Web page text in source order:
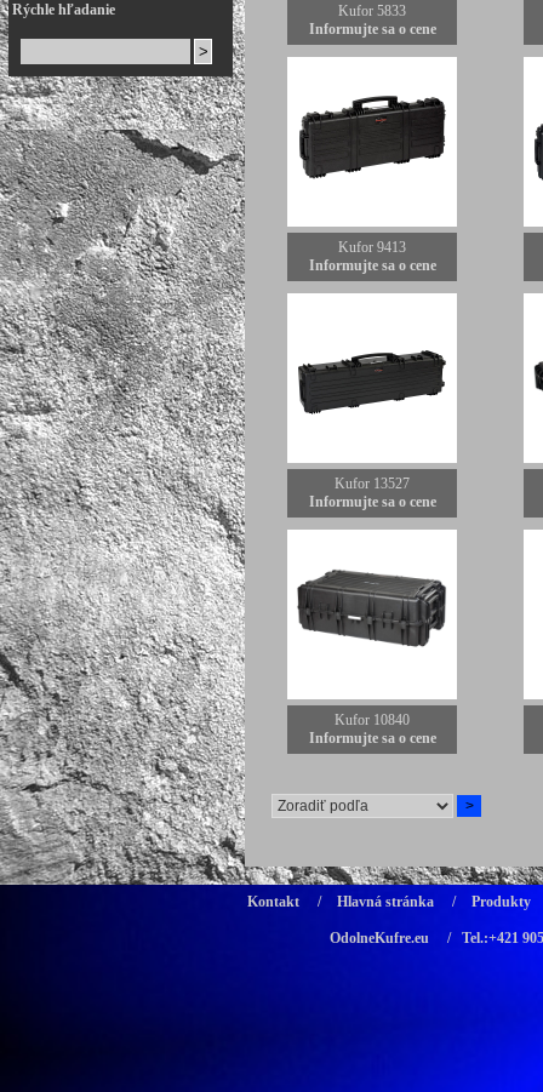
Rýchle hľadanie
Kufor 5833
Informujte sa o cene
Kufor 9413
Informujte sa o cene
Kufor 13527
Informujte sa o cene
Kufor 10840
Informujte sa o cene
Kontakt / Hlavná stránka / Produkty
OdolneKufre.eu / Tel.:+421